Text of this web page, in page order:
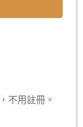
不用註冊。